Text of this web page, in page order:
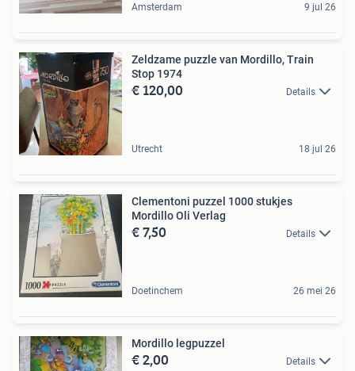
Amsterdam 9 jul 26
Zeldzame puzzle van Mordillo, Train
Stop 1974
€ 120,00 Details
Utrecht 18 jul 26
Clementoni puzzel 1000 stukjes
Mordillo Oli Verlag
€ 7,50 Details
Doetinchem 26 mei 26
Mordillo legpuzzel
€ 2,00 Details